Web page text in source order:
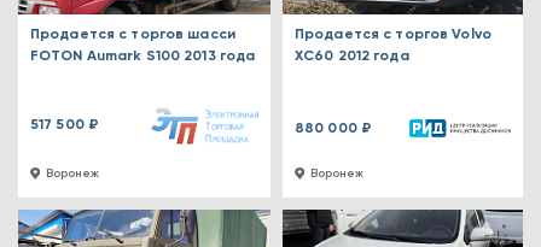
Воронеж
Продается с торгов шасси
FOTON Aumark S100 2013 года
517 500 ₽
Воронеж
Продается с торгов Volvo
XC60 2012 года
880 000 ₽